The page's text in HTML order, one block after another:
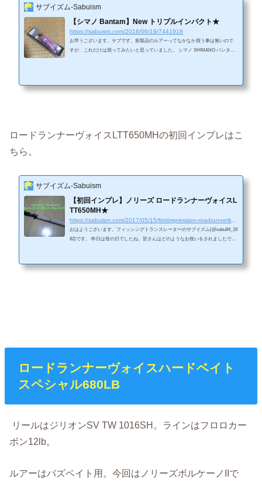
サブイズム-Sabuism
【シマノ Bantam】New トリプルインパクト★
https://sabuism.com/2016/06/19/7441918
お早うございます。サブです。新製品のルアーってなかなか買う事は無いので
すが、これだけは買ってみたいと思っていました。 シマノ SHIMANO バンタム
ロードランナーヴォイスLTT650MHの初回インプレはこ
ちら。
サブイズム-Sabuism
【初回インプレ】ノリーズ ロードランナーヴォイスL
TT650MH★
https://sabuism.com/2017/05/15/firstimpression-roadrunnerltt650mh
おはようございます。フィッシングトランスレーターのサブイズム(@sabu94_19
82)です。 昨日は母の日でしたね。皆さんはどのようなお祝いをされましたでし
ロードランナーヴォイスハードベイト
スペシャル680LB
リールはジリオンSV TW 1016SH。ラインはフロロカー
ボン12lb。
ルアーはバズベイト用。今回はノリーズボルケーノIIで